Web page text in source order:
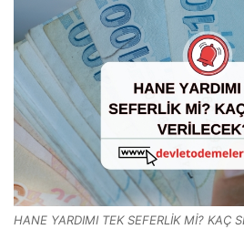
HANE YARDIMI TEK SEFERLİK Mİ? KAÇ